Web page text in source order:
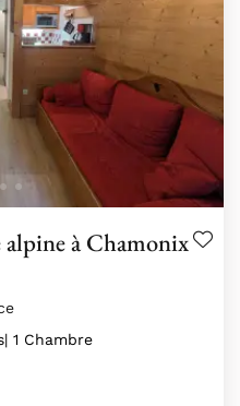
à Chamonix
| 1 Chambre